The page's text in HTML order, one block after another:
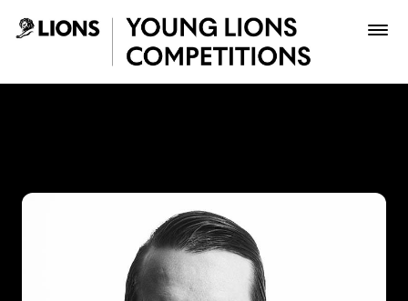
Saltar al contenido principal
Inscribir